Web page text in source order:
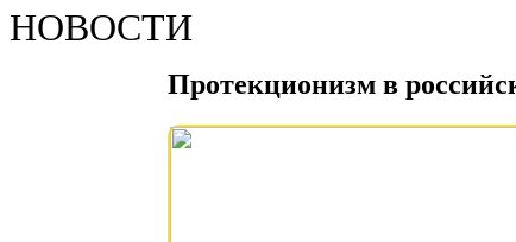
НОВОСТИ
Протекционизм в